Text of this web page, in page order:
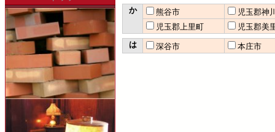
か
熊谷市
児玉郡神
児玉郡上里町
児玉郡美
は
深谷市 本庄市